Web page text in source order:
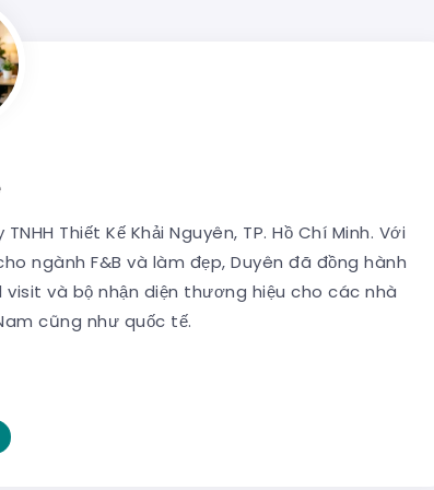
Thiết Kế Khải Nguyên, TP. Hồ Chí Minh. Với
ngành F&B và làm đẹp, Duyên đã đồng hành
và bộ nhận diện thương hiệu cho các nhà
cũng như quốc tế.